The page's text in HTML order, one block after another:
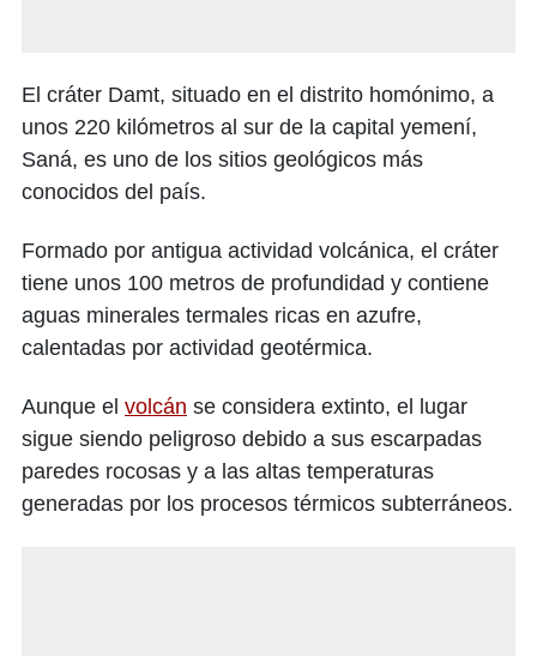
El cráter Damt, situado en el distrito homónimo, a
unos 220 kilómetros al sur de la capital yemení,
Saná, es uno de los sitios geológicos más
conocidos del país.
Formado por antigua actividad volcánica, el cráter
tiene unos 100 metros de profundidad y contiene
aguas minerales termales ricas en azufre,
calentadas por actividad geotérmica.
Aunque el volcán se considera extinto, el lugar
sigue siendo peligroso debido a sus escarpadas
paredes rocosas y a las altas temperaturas
generadas por los procesos térmicos subterráneos.